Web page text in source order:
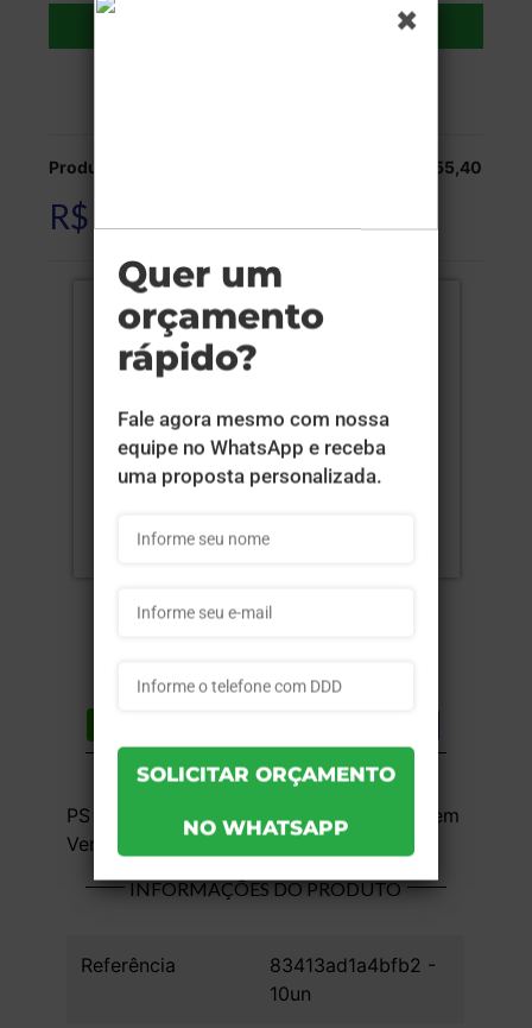
Produção: R$ 455,40
R$ 455,40
DESCRIÇÃO DO PRODUTO
PS Cristal (Acrílico) - 1x0 - 10x20cm - Sem
Verniz - 10 unid
INFORMAÇÕES DO PRODUTO
Referência
83413ad1a4bfb2 -
10un